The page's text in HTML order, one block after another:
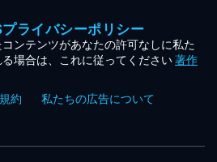
ライバシーポリシー
ンテンツがあなたの許可なしに私た
場合は、これに従ってください著作
約
私たちの広告について